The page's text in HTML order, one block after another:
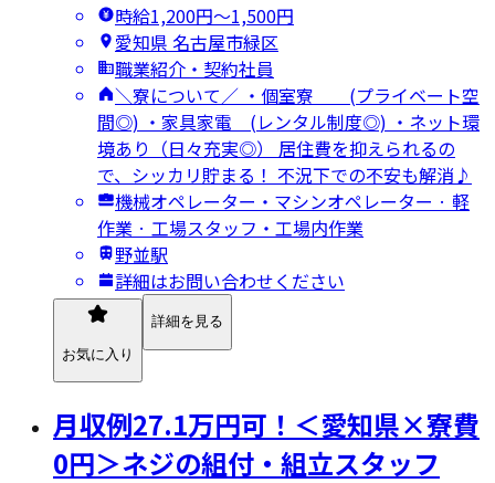
時給1,200円〜1,500円
愛知県 名古屋市緑区
職業紹介・契約社員
＼寮について／ ・個室寮 (プライベート空
間◎) ・家具家電 (レンタル制度◎) ・ネット環
境あり（日々充実◎） 居住費を抑えられるの
で、シッカリ貯まる！ 不況下での不安も解消♪
機械オペレーター・マシンオペレーター · 軽
作業 · 工場スタッフ・工場内作業
野並駅
詳細はお問い合わせください
お気に入り
詳細を見る
月収例27.1万円可！＜愛知県×寮費
0円＞ネジの組付・組立スタッフ